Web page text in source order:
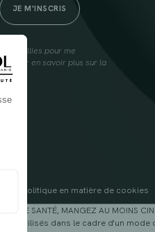
recueillies pour me
Pour en savoir plus sur la
Politique en matière de cookies
VOTRE SANTÉ, MANGEZ AU MOINS
utilisés dans le cadre d'un